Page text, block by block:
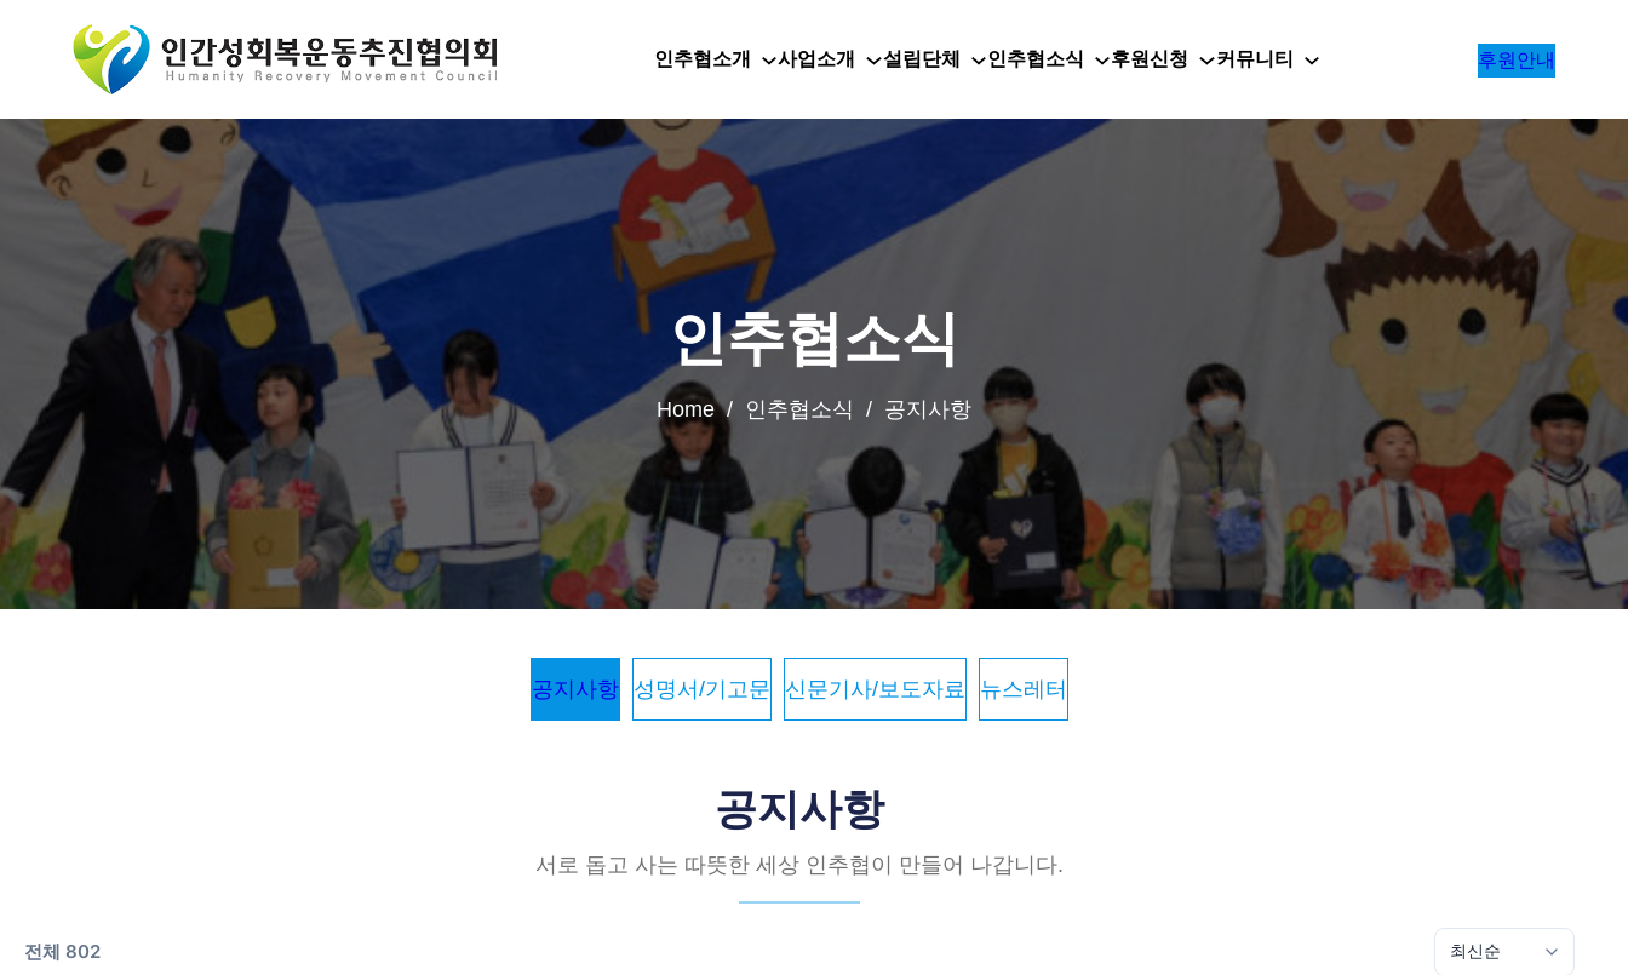
로
인추협소개 사업소개 설립단체 인추협소식 후원신청 커뮤니티 후원안내
인추협소식
Home / 인추협소식 / 공지사항
공지사항 성명서/기고문 신문기사/보도자료 뉴스레터
공지사항
서로 돕고 사는 따뜻한 세상 인추협이 만들어 나갑니다.
전체 802